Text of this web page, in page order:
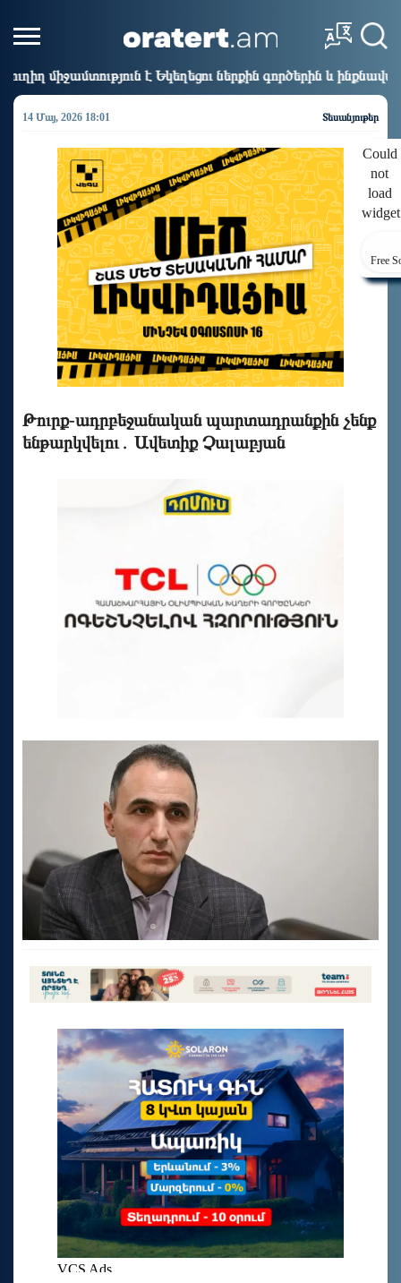
Եկեղեցու ներքին գործերին և ինքնավարությանը.
14 Մայ, 2026 18:01 Տեսանյութեր
Could
not
load
Free
Թուրք-ադրբեջանական պարտադրանքին չենք
ենթարկվելու․ Ավետիք Չալաբյան